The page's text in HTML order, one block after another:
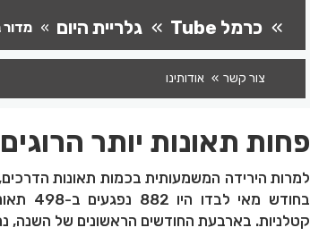
כרמל Tube
גלריית היום מדור
צור קשר אודותינו
פחות תאונות יותר הרוגים
למרות הירידה המשמעותית בכמות תאונות
קטלניות. בארבעת החודשים הראשונים של השנה, נהרגו